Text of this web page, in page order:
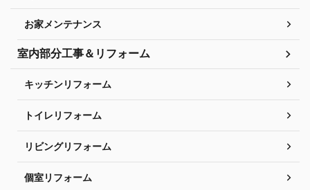
お家メンテナンス
室内部分工事＆リフォーム
キッチンリフォーム
トイレリフォーム
リビングリフォーム
個室リフォーム